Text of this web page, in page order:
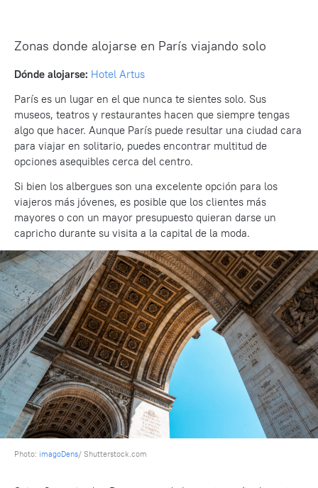
Zonas donde alojarse en París viajando solo
Dónde alojarse: Hotel Artus
París es un lugar en el que nunca te sientes solo. Sus
museos, teatros y restaurantes hacen que siempre tengas
algo que hacer. Aunque París puede resultar una ciudad cara
para viajar en solitario, puedes encontrar multitud de
opciones asequibles cerca del centro.
Si bien los albergues son una excelente opción para los
viajeros más jóvenes, es posible que los clientes más
mayores o con un mayor presupuesto quieran darse un
capricho durante su visita a la capital de la moda.
Photo: imagoDens/ Shutterstock.com